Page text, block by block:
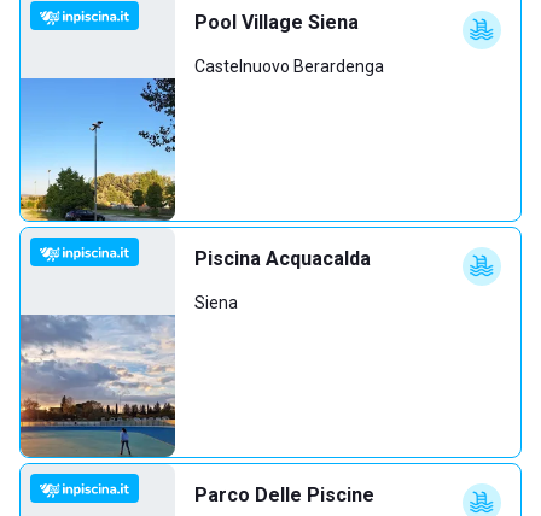
Pool Village Siena
Castelnuovo Berardenga
Piscina Acquacalda
Siena
Parco Delle Piscine